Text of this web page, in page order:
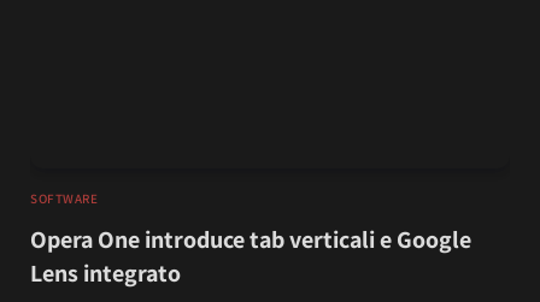
SOFTWARE
Opera One introduce tab verticali e Google
Lens integrato